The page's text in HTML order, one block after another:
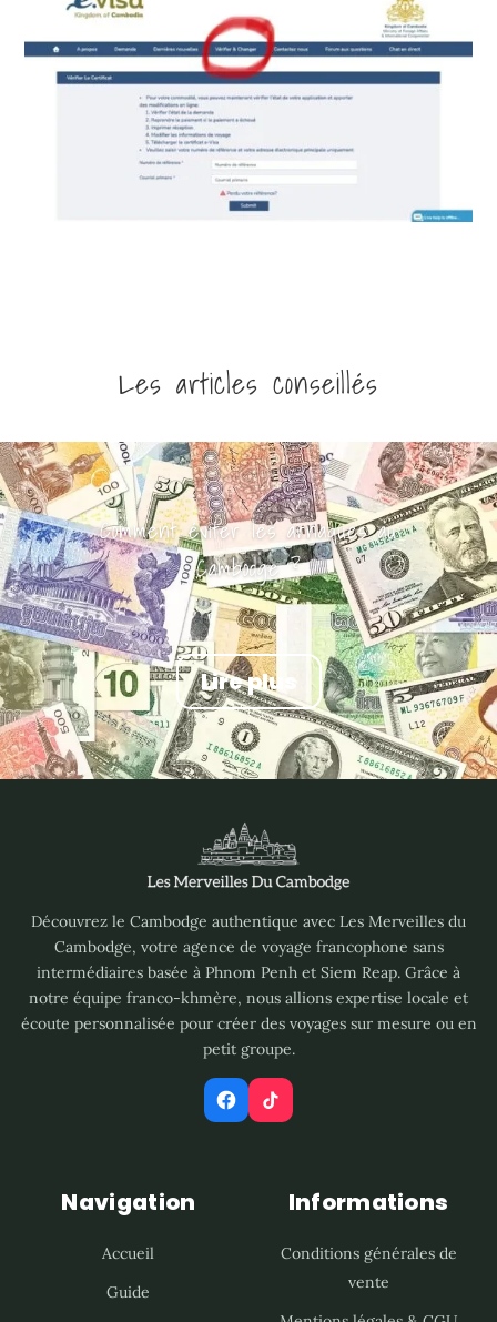
Les articles conseillés
Comment éviter les arnaques au
Cambodge ?
Lire plus
Découvrez le Cambodge authentique avec Les Merveilles du
Cambodge, votre agence de voyage francophone sans
intermédiaires basée à Phnom Penh et Siem Reap. Grâce à
notre équipe franco-khmère, nous allions expertise locale et
écoute personnalisée pour créer des voyages sur mesure ou en
petit groupe.
Navigation
Accueil
Guide
Informations
Conditions générales de
vente